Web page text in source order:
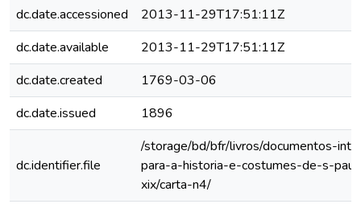
dc.date.accessioned
2013-11-29T17:51:11Z
dc.date.available
2013-11-29T17:51:11Z
dc.date.created
1769-03-06
dc.date.issued
1896
dc.identifier.file
/storage/bd/bfr/livros/documentos-
para-a-historia-e-costumes-de-s-
xix/carta-n4/